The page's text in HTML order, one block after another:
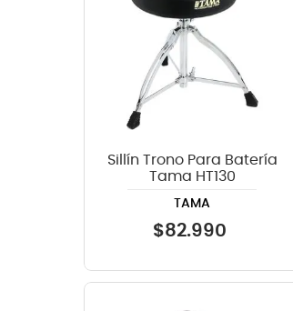
Sillín Trono Para Batería
Tama HT130
TAMA
$82.990